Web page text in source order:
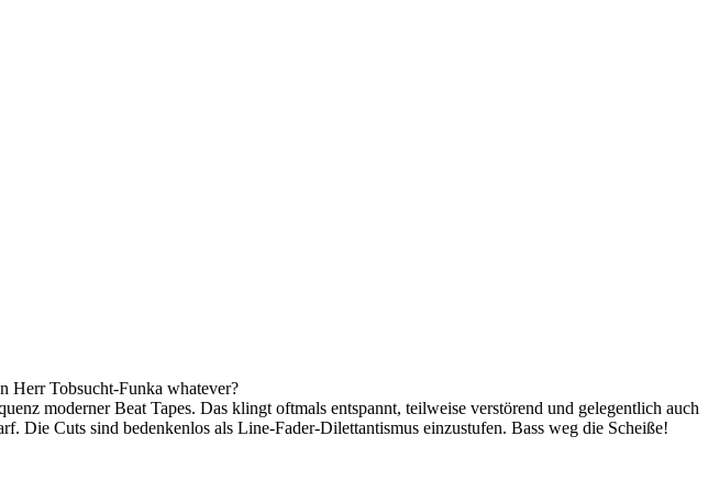
Herr Tobsucht-Funka whatever?
moderner Beat Tapes. Das klingt oftmals entspannt, teilweise verstörend und gelegentlich auch
Die Cuts sind bedenkenlos als Line-Fader-Dilettantismus einzustufen. Bass weg die Scheiße!